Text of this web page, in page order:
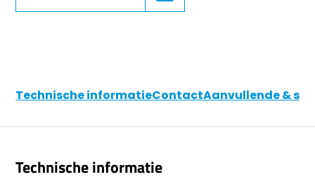
Technische informatieContactAanvullende &
Technische informatie